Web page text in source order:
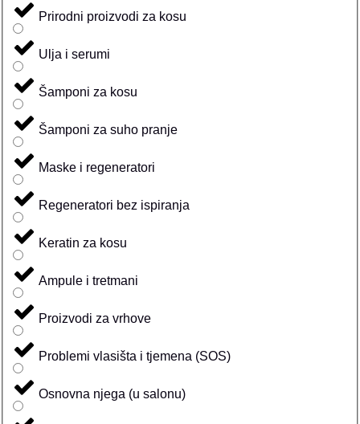
Prirodni proizvodi za kosu
Ulja i serumi
Šamponi za kosu
Šamponi za suho pranje
Maske i regeneratori
Regeneratori bez ispiranja
Keratin za kosu
Ampule i tretmani
Proizvodi za vrhove
Problemi vlasišta i tjemena (SOS)
Osnovna njega (u salonu)